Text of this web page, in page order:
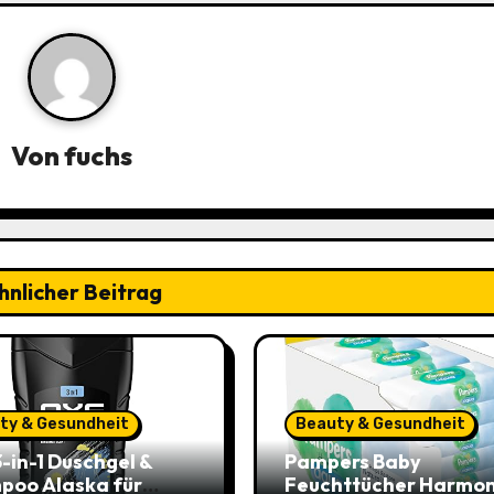
Vonfuchs
Beitrag
& Gesundheit
in-1 Duschgel &
Alaska für
Beauty & Gesundheit
Pampers Baby
Feuchttücher